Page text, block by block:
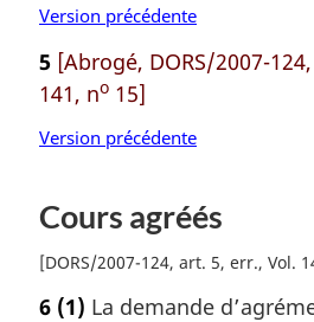
Version précédente
5 [Abrogé, DORS/2007-
141, no 15]
Version précédente
Cours agréés
[DORS/2007-124, art. 5, err., Vol.
6 (1) La demande